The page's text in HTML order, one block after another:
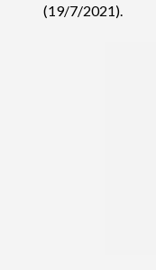
(19/7/2021).